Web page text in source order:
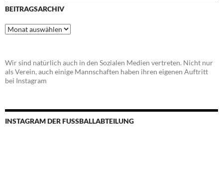
BEITRAGSARCHIV
Beitragsarchiv
Wir sind natürlich auch in den Sozialen Medien vertreten. Nicht nur
als Verein, auch einige Mannschaften haben ihren eigenen Auftritt
bei Instagram
INSTAGRAM DER FUSSBALLABTEILUNG